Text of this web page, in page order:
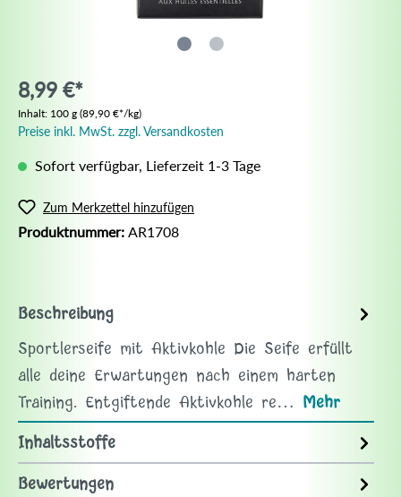
8,99 €*
Inhalt: 100 g (89,90 €*/kg)
Preise inkl. MwSt. zzgl. Versandkosten
Sofort verfügbar, Lieferzeit 1-3 Tage
Zum Merkzettel hinzufügen
Produktnummer: AR1708
Beschreibung
Sportlerseife mit Aktivkohle Die Seife erfüllt
alle deine Erwartungen nach einem harten
Training. Entgiftende Aktivkohle re… Mehr
Inhaltsstoffe
Bewertungen